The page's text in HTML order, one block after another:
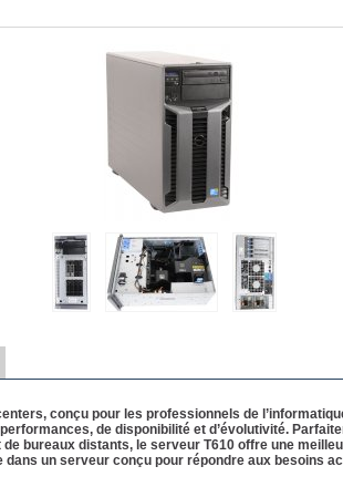
conçu pour les professionnels de
de disponibilité et d’évolutivité.
bureaux distants, le serveur T610 offre une
un serveur conçu pour répondre aux besoins